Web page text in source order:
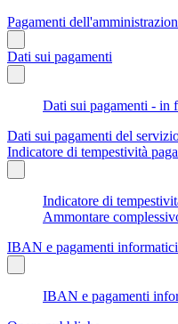
Pagamenti
Dati sui pagamenti
Dati sui pagamenti - in
Dati sui pagamenti del
Indicatore di tempestività
Indicatore di
Ammontare
IBAN e pagamenti informatici
IBAN e pagamenti